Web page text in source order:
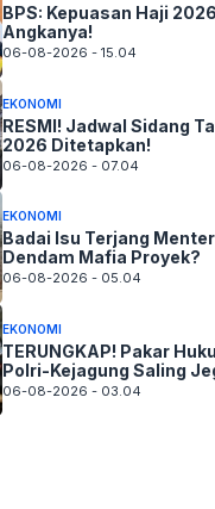
BPS: Kepuasan Haji
Angkanya!
06-08-2026 - 15.04
EKONOMI
RESMI! Jadwal Sidang
2026 Ditetapkan!
06-08-2026 - 07.04
EKONOMI
Badai Isu Terjang
Dendam Mafia Proyek?
06-08-2026 - 05.04
EKONOMI
TERUNGKAP! Pakar
Polri-Kejagung Saling
06-08-2026 - 03.04